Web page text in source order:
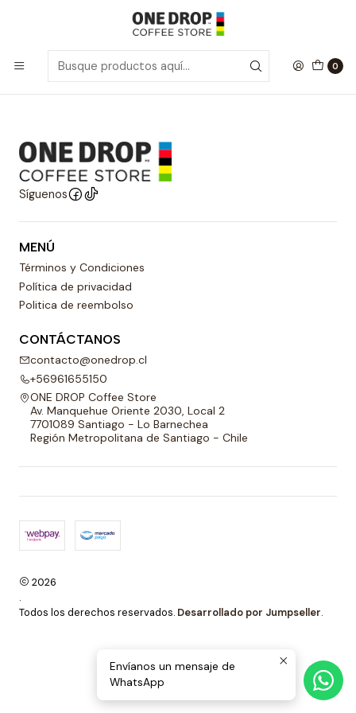
0
Molinillos Molinillos
Molinillos
Síguenos
MENÚ
Términos y Condiciones
Política de privacidad
Politica de reembolso
CONTÁCTANOS
contacto@onedrop.cl
+56961655150
ONE DROP Coffee Store
Av. Manquehue Oriente 2030, Local 2
7701089 Santiago - Lo Barnechea
Región Metropolitana de Santiago - Chile
2026
.
Todos los derechos reservados. Desarrollado por Jumpseller.
Envíanos un mensaje de
WhatsApp